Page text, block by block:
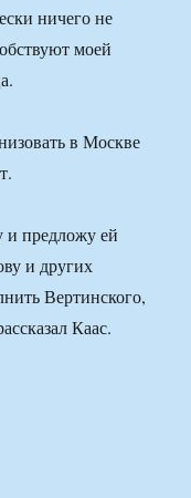
ничего не
моей
в Москве
и предложу ей
и других
Вертинского,
Каас.